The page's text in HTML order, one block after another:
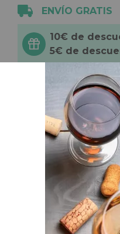
ENVÍO GRATIS
10€ de
5€ de
en ecológico de
expresión